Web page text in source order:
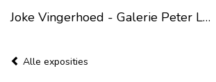
Joke Vingerhoed - Galerie Peter Leen
Alle exposities